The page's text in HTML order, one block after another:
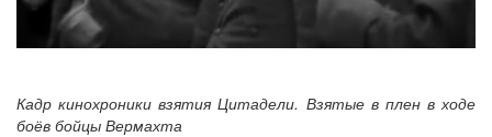
Кадр кинохроники взятия Цитадели. Взятые в плен в ходе
боёв бойцы Вермахта